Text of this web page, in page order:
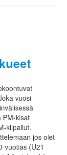
vuosi
PM-kisat
kilpailut.
jos olet
vuotias (U21